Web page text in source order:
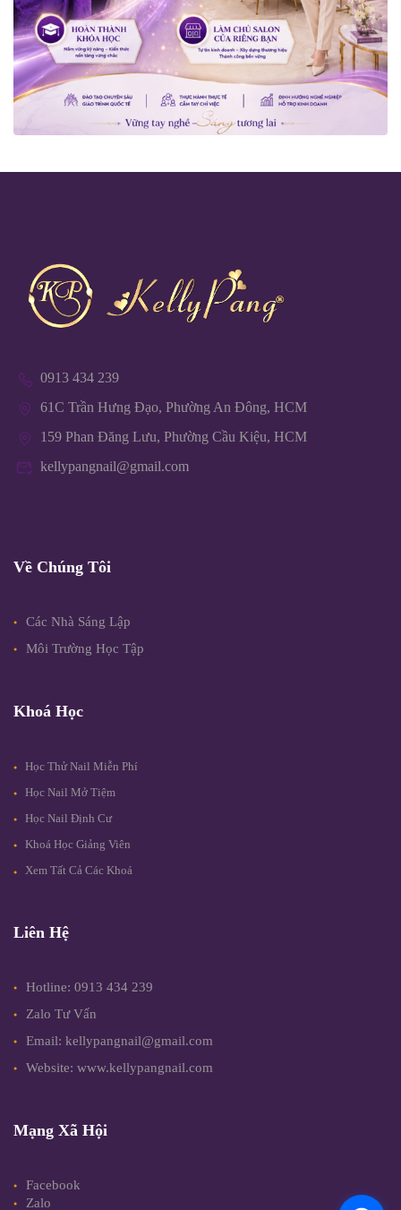
0913 434 239
61C Trần Hưng Đạo, Phường An Đông, HCM
159 Phan Đăng Lưu, Phường Cầu Kiệu, HCM
kellypangnail@gmail.com
Về Chúng Tôi
Các Nhà Sáng Lập
Môi Trường Học Tập
Khoá Học
Học Thử Nail Miễn Phí
Học Nail Mở Tiệm
Học Nail Định Cư
Khoá Học Giảng Viên
Xem Tất Cả Các Khoá
Liên Hệ
Hotline: 0913 434 239
Zalo Tư Vấn
Email: kellypangnail@gmail.com
Website: www.kellypangnail.com
Mạng Xã Hội
Facebook
Zalo